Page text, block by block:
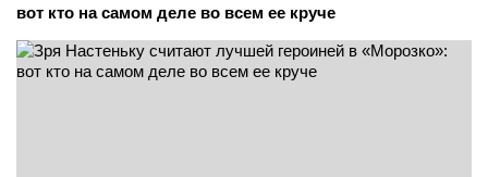
вот кто на самом деле во всем ее круче